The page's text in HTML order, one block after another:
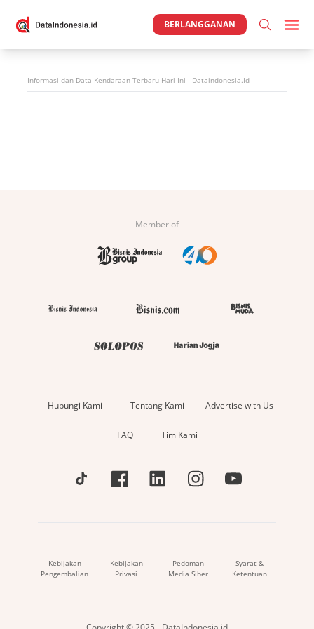
BERLANGGANAN
Informasi dan Data Kendaraan Terbaru Hari Ini - Dataindonesia.id
Member of
Hubungi Kami Tentang Kami Advertise with Us
FAQ Tim Kami
Kebijakan
Pengembalian
Kebijakan
Privasi
Pedoman
Media Siber
Syarat &
Ketentuan